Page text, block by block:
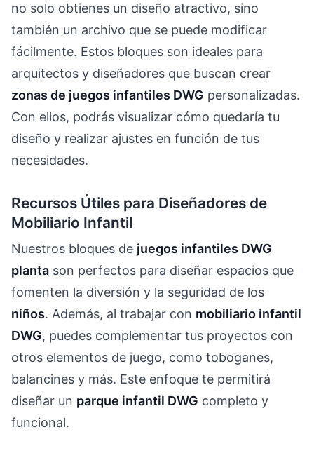
no solo obtienes un diseño atractivo, sino
también un archivo que se puede modificar
fácilmente. Estos bloques son ideales para
arquitectos y diseñadores que buscan crear
zonas de juegos infantiles DWG personalizadas.
Con ellos, podrás visualizar cómo quedaría tu
diseño y realizar ajustes en función de tus
necesidades.
Recursos Útiles para Diseñadores de
Mobiliario Infantil
Nuestros bloques de juegos infantiles DWG
planta son perfectos para diseñar espacios que
fomenten la diversión y la seguridad de los
niños. Además, al trabajar con mobiliario infantil
DWG, puedes complementar tus proyectos con
otros elementos de juego, como toboganes,
balancines y más. Este enfoque te permitirá
diseñar un parque infantil DWG completo y
funcional.